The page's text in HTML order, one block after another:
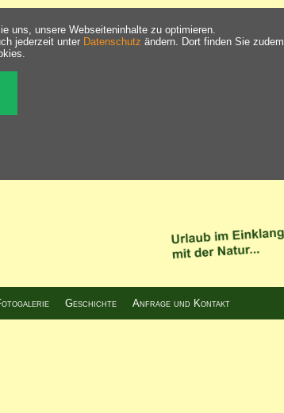
uns, unsere Webseiteninhalte zu optimieren.
jederzeit unter Datenschutz ändern. Dort finden Sie zudem
Geschichte Anfrage und Kontakt